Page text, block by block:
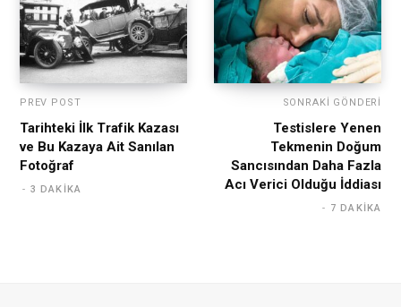
PREV POST
Tarihteki İlk Trafik Kazası
ve Bu Kazaya Ait Sanılan
Fotoğraf
3 DAKIKA
SONRAKI GÖNDERI
Testislere Yenen
Tekmenin Doğum
Sancısından Daha Fazla
Acı Verici Olduğu İddiası
7 DAKIKA